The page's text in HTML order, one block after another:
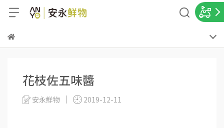
花枝佐五味醬
安永鮮物 2019-12-11